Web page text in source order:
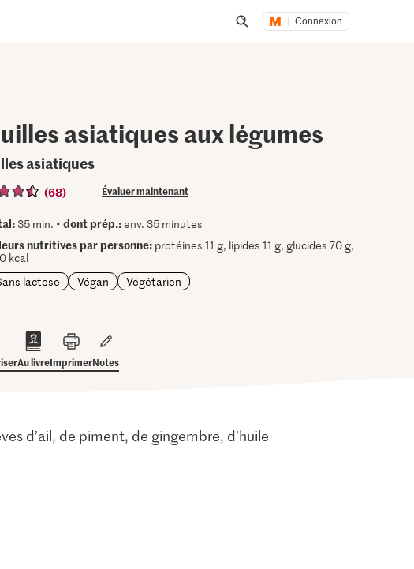
Connexion
asiatiques aux légumes
asiatiques
(68) Évaluer maintenant
35 min. •dont prép.:env. 35 minutes
nutritives par personne: protéines 11 g, lipides 11 g, glucides 70 g,
kcal
lactose
Végan Végétarien
Au livreImprimerNotes
d’ail, de piment, de gingembre, d’huile